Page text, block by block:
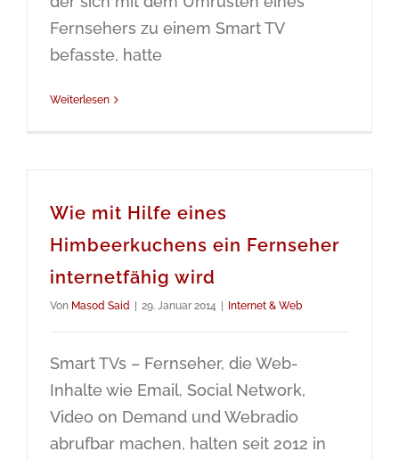
Fernsehers zu einem Smart TV
befasste, hatte
Weiterlesen
Wie mit Hilfe eines
Himbeerkuchens ein Fernseher
internetfähig wird
Von Masod Said 29. Januar 2014 Internet & Web
Smart TVs – Fernseher, die Web-
Inhalte wie Email, Social Network,
Video on Demand und Webradio
abrufbar machen, halten seit 2012 in